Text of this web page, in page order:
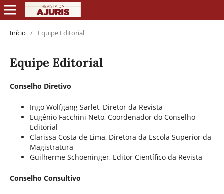
Início / Equipe Editorial
Equipe Editorial
Conselho Diretivo
Ingo Wolfgang Sarlet, Diretor da Revista
Eugênio Facchini Neto, Coordenador do Conselho
Editorial
Clarissa Costa de Lima, Diretora da Escola Superior da
Magistratura
Guilherme Schoeninger, Editor Científico da Revista
Conselho Consultivo